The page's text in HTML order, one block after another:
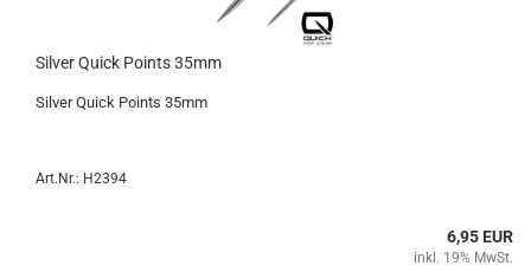
Sil­ver Quick Points 35mm
Sil­ver Quick Points 35mm
Art.Nr.: H2394
6,95 EUR
inkl. 19% MwSt.